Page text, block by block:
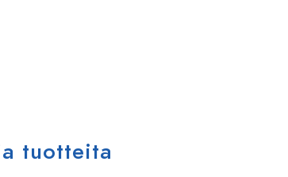
tuotteita